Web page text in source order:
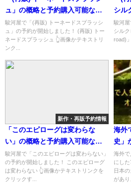
ュ」の概略と予約購入可能なシ
ョップ紹介！
駿河屋で「(再販) トーネードスプラッシ
ュ」の予約が開始しました！ (再販) トー
ネードスプラッシュ 👆画像かテキストリ
ンク...
シル
と予
介！
駿河屋
シル
road)
新作・再販予約情報
「このエピローグは変わらな
い」の概略と予約購入可能なシ
ョップ紹介！
駿河屋で「このエピローグは変わらない」
の予約が開始しました！ このエピローグ
は変わらない 👆画像かテキストリンクを
クリックす...
海外
史」
海外
にし
日本
があ